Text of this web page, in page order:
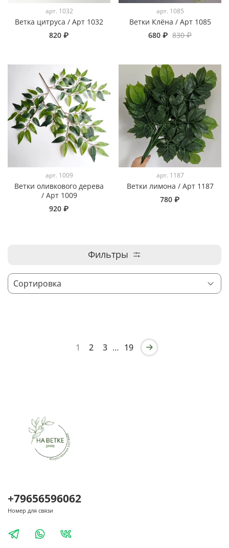
арт. 1032
Ветка цитруса / Арт 1032
820 ₽
арт. 1085
Ветки Клёна / Арт 1085
680 ₽ 830 ₽
арт. 1009
Ветки оливкового дерева
/ Арт 1009
920 ₽
арт. 1187
Ветки лимона / Арт 1187
780 ₽
Фильтры
1 2 3 … 19
+79656596062
Номер для связи